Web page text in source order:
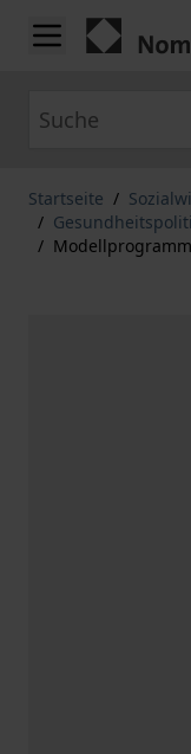
Zum Inhalt springen
Startseite /
/
/